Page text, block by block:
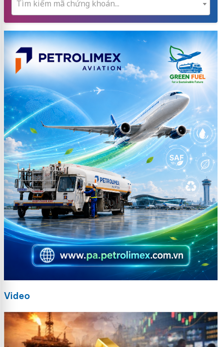
Tìm kiếm mã chứng khoán...
Video